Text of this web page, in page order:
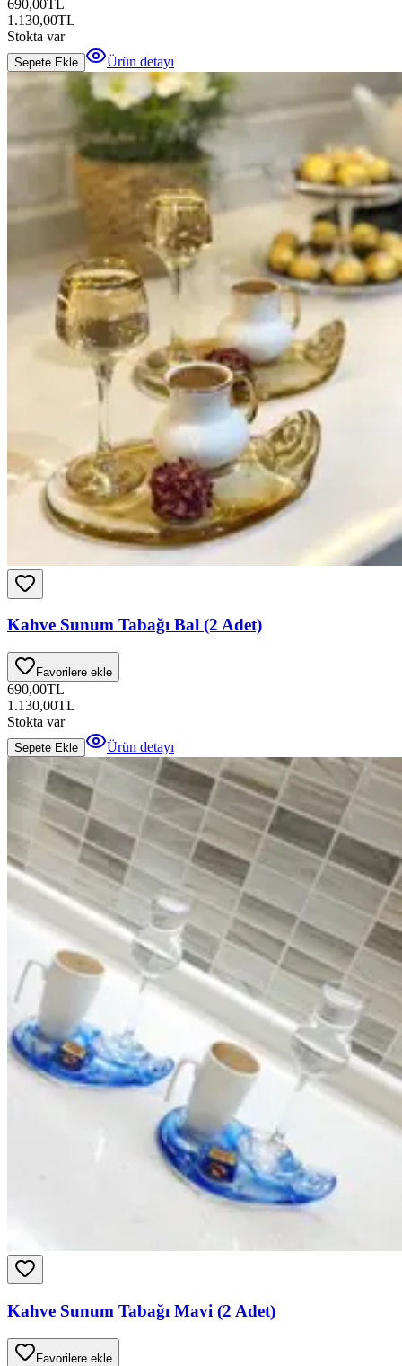
690,00TL
1.130,00TL
Stokta var
Sepete Ekle Ürün detayı
Kahve Sunum Tabağı Bal (2 Adet)
Favorilere ekle
690,00TL
1.130,00TL
Stokta var
Sepete Ekle Ürün detayı
Kahve Sunum Tabağı Mavi (2 Adet)
Favorilere ekle